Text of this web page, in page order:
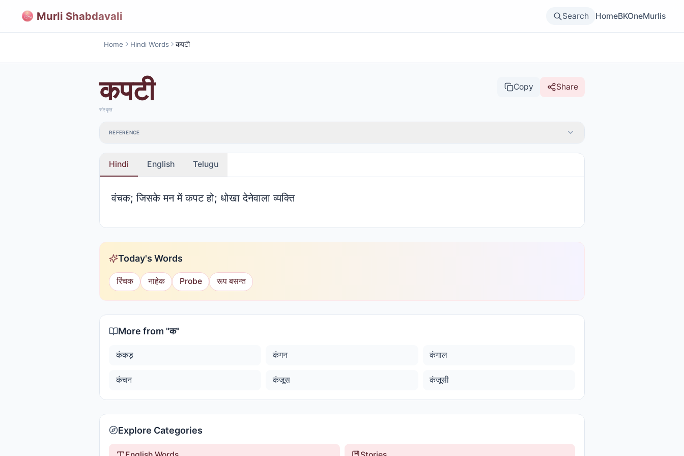
Murli Shabdavali Search HomeBKOneMurlis
Home Hindi Words कपटी
कपटी Copy Share
संस्कृत
REFERENCE
Hindi English Telugu
वंचक; जिसके मन में कपट हो; धोखा देनेवाला व्यक्ति
Today's Words
रिंचक नाहेक Probe रूप बसन्त
More from "क"
कंकड़ कंगन कंगाल
कंचन कंजूस कंजूसी
Explore Categories